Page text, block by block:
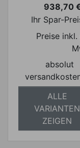
Preis
938,70
Ihr Spar-
Preise inkl.
absolut
ALLE
VARIANTEN
ZEIGEN